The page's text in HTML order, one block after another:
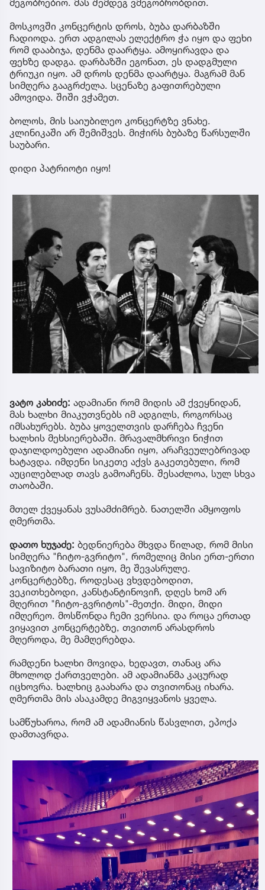
მეგობრებიო. მას შემდეგ ვმეგობრობდით.
მოსკოვში კონცერტის დროს, ბუბა დარბაზში
ჩადიოდა. ერთ ადგილას ელექტრო ჭა იყო და ფეხი
რომ დააბიჯა, დენმა დაარტყა. ამოყირავდა და
ფეხზე დადგა. დარბაზში ეგონათ, ეს დადგმული
ტრიუკი იყო. ამ დროს დენმა დაარტყა. მაგრამ მან
სიმღერა გააგრძელა. სცენაზე გაფითრებული
ამოვიდა. შიში ვჭამეთ.
ბოლოს, მის საიუბილეო კონცერტზე ვნახე.
კლინიკაში არ შემიშვეს. მიჭირს ბუბაზე წარსულში
საუბარი.
დიდი პატრიოტი იყო!
ვატო კახიძე: ადამიანი რომ მიდის ამ ქვეყნიდან,
მას ხალხი მიაკუთვნებს იმ ადგილს, როგორსაც
იმსახურებს. ბუბა ყოველთვის დარჩება ჩვენი
ხალხის მეხსიერებაში. მრავალმხრივი ნიჭით
დაჯილდოებული ადამიანი იყო, არაჩვეულებრივად
ხატავდა. იმდენი სიკეთე აქვს გაკეთებული, რომ
აუცილებლად თავს გამოაჩენს. შესაძლოა, სულ სხვა
თაობაში.
მთელ ქვეყანას ვუსამძიმრებ. ნათელში ამყოფოს
ღმერთმა.
დათო ხუჯაძე: ბედნიერება მხვდა წილად, რომ მისი
სიმღერა "ჩიტო-გვრიტო", რომელიც მისი ერთ-ერთი
სავიზიტო ბარათი იყო, მე შევასრულე.
კონცერტებზე, როდესაც ვხვდებოდით,
ვეკითხებოდი, კანსტანტინოვიჩ, დღეს ხომ არ
მღერით "ჩიტო-გვრიტოს"-მეთქი. მიდი, მიდი
იმღერეო. მოსწონდა ჩემი ვერსია. და როცა ერთად
ვიყავით კონცერტებზე, თვითონ არასდროს
მღეროდა, მე მამღერებდა.
რამდენი ხალხი მოვიდა, ხედავთ, თანაც არა
მხოლოდ ქართველები. ამ ადამიანმა კაცურად
იცხოვრა. ხალხიც გაახარა და თვითონაც იხარა.
ღმერთმა მის ასაკამდე მიგვიყვანოს ყველა.
სამწუხაროა, რომ ამ ადამიანის წასვლით, ეპოქა
დამთავრდა.